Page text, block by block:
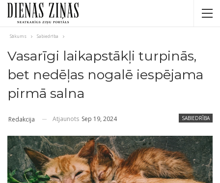
Sākums Sabiedrība
Vasarīgi laikapstākļi turpinās,
bet nedēļas nogalē iespējama
pirmā salna
SABIEDRĪBA
Redakcija Atjaunots Sep 19, 2024